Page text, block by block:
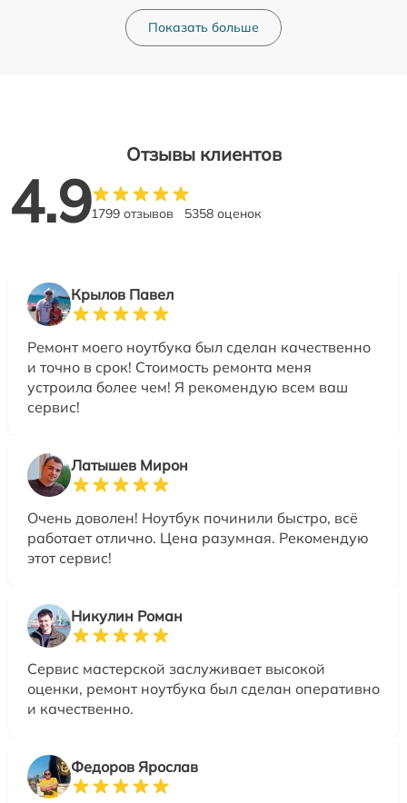
Показать больше
Отзывы клиентов
4.91799 отзывов 5358 оценок
Крылов Павел
Ремонт моего ноутбука был сделан качественно
и точно в срок! Стоимость ремонта меня
устроила более чем! Я рекомендую всем ваш
сервис!
Латышев Мирон
Очень доволен! Ноутбук починили быстро, всё
работает отлично. Цена разумная. Рекомендую
этот сервис!
Никулин Роман
Сервис мастерской заслуживает высокой
оценки, ремонт ноутбука был сделан оперативно
и качественно.
Федоров Ярослав